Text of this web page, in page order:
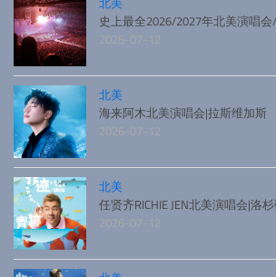
史上最全2026/2027年北美演唱
2026-07-12
北美
海来阿木北美演唱会|拉斯维加斯
2026-07-12
北美
任贤齐RICHIE JEN北美演唱会|洛
2026-07-12